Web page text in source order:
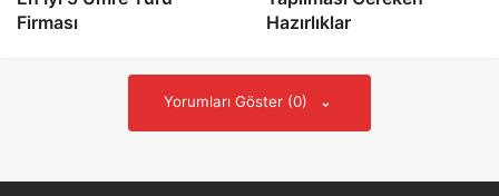
Firması
Hazırlıklar
Yorumları Göster (0)